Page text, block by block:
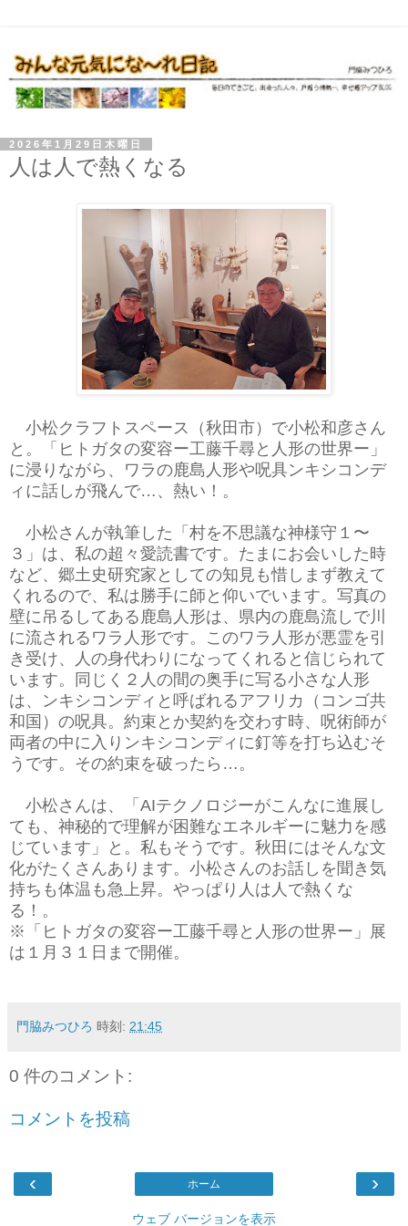
2026年1月29日木曜日
人は人で熱くなる
小松クラフトスペース（秋田市）で小松和彦さん
と。「ヒトガタの変容ー工藤千尋と人形の世界ー」
に浸りながら、ワラの鹿島人形や呪具ンキシコンデ
ィに話しが飛んで…、熱い！。
小松さんが執筆した「村を不思議な神様守１〜
３」は、私の超々愛読書です。たまにお会いした時
など、郷土史研究家としての知見も惜しまず教えて
くれるので、私は勝手に師と仰いでいます。写真の
壁に吊るしてある鹿島人形は、県内の鹿島流しで川
に流されるワラ人形です。このワラ人形が悪霊を引
き受け、人の身代わりになってくれると信じられて
います。同じく２人の間の奥手に写る小さな人形
は、ンキシコンディと呼ばれるアフリカ（コンゴ共
和国）の呪具。約束とか契約を交わす時、呪術師が
両者の中に入りンキシコンディに釘等を打ち込むそ
うです。その約束を破ったら…。
小松さんは、「AIテクノロジーがこんなに進展し
ても、神秘的で理解が困難なエネルギーに魅力を感
じています」と。私もそうです。秋田にはそんな文
化がたくさんあります。小松さんのお話しを聞き気
持ちも体温も急上昇。やっぱり人は人で熱くな
る！。
※「ヒトガタの変容ー工藤千尋と人形の世界ー」展
は１月３１日まで開催。
門脇みつひろ 時刻: 21:45
0 件のコメント:
コメントを投稿
‹ ›
ホーム
ウェブ バージョンを表示